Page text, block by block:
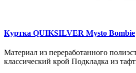
Куртка QUIKSILVER Mysto Bombie
Материал из переработанного
классический крой Подкладка из